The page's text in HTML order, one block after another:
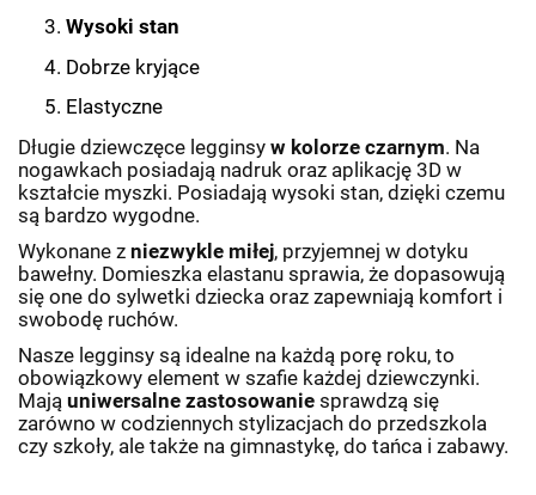
Wysoki stan
Dobrze kryjące
Elastyczne
Długie dziewczęce legginsy w kolorze czarnym. Na
nogawkach posiadają nadruk oraz aplikację 3D w
kształcie myszki. Posiadają wysoki stan, dzięki czemu
są bardzo wygodne.
Wykonane z niezwykle miłej, przyjemnej w dotyku
bawełny. Domieszka elastanu sprawia, że dopasowują
się one do sylwetki dziecka oraz zapewniają komfort i
swobodę ruchów.
Nasze legginsy są idealne na każdą porę roku, to
obowiązkowy element w szafie każdej dziewczynki.
Mają uniwersalne zastosowanie sprawdzą się
zarówno w codziennych stylizacjach do przedszkola
czy szkoły, ale także na gimnastykę, do tańca i zabawy.